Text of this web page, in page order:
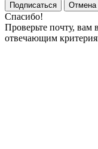
Подписаться
Отмена
Спасибо!
Проверьте почту, вам
отвечающим